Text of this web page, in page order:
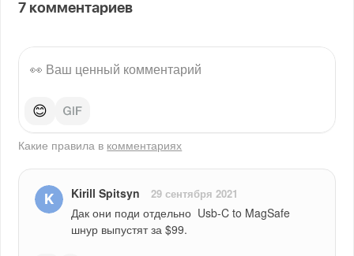
7 комментариев
😊
Какие правила в комментариях
Kirill Spitsyn 29 сентября 2021
Дак они поди отдельно  Usb-C to MagSafe
шнур выпустят за $99.